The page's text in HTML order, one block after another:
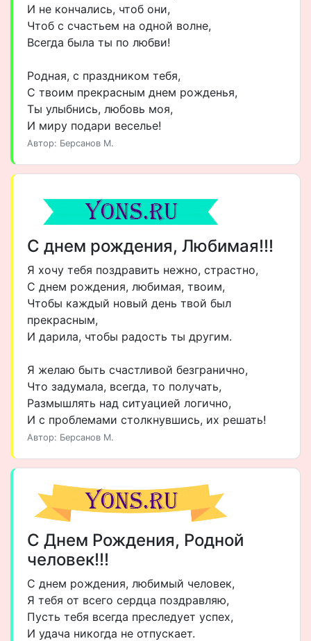
И не кончались, чтоб они,
Чтоб с счастьем на одной волне,
Всегда была ты по любви!
Родная, с праздником тебя,
С твоим прекрасным днем рожденья,
Ты улыбнись, любовь моя,
И миру подари веселье!
Автор: Берсанов М.
С днем рождения, Любимая!!!
Я хочу тебя поздравить нежно, страстно,
С днем рождения, любимая, твоим,
Чтобы каждый новый день твой был
прекрасным,
И дарила, чтобы радость ты другим.
Я желаю быть счастливой безгранично,
Что задумала, всегда, то получать,
Размышлять над ситуацией логично,
И с проблемами столкнувшись, их решать!
Автор: Берсанов М.
С Днем Рождения, Родной
человек!!!
С днем рождения, любимый человек,
Я тебя от всего сердца поздравляю,
Пусть тебя всегда преследует успех,
И удача никогда не отпускает.